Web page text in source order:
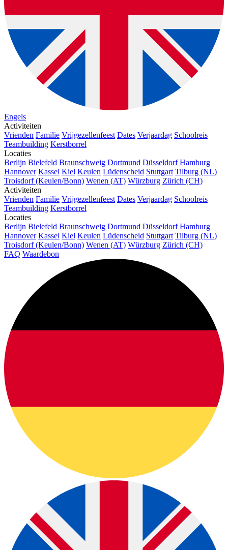
Engels
Activiteiten
Vrienden Familie Vrijgezellenfeest Dates Verjaardag Schoolreis
Teambuilding Kerstborrel
Locaties
Berlijn Bielefeld Braunschweig Dortmund Düsseldorf Hamburg
Hannover Kassel Kiel Keulen Lüdenscheid Stuttgart Tilburg (NL)
Troisdorf (Keulen/Bonn) Wenen (AT) Würzburg Zürich (CH)
Activiteiten
Vrienden Familie Vrijgezellenfeest Dates Verjaardag Schoolreis
Teambuilding Kerstborrel
Locaties
Berlijn Bielefeld Braunschweig Dortmund Düsseldorf Hamburg
Hannover Kassel Kiel Keulen Lüdenscheid Stuttgart Tilburg (NL)
Troisdorf (Keulen/Bonn) Wenen (AT) Würzburg Zürich (CH)
FAQ Waardebon